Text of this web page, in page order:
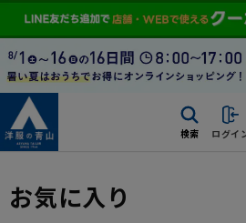
検索 ログイ
お気に入り